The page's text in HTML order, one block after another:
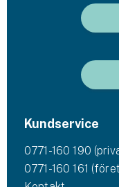
Kundservice
0771-160 190
0771-160 161